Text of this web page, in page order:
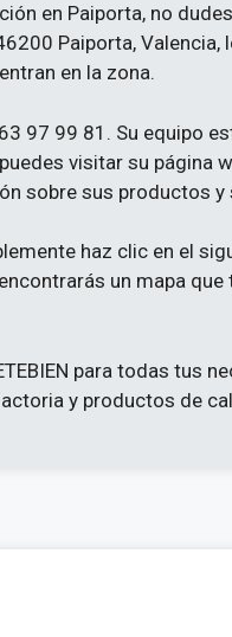
en Paiporta, no
Paiporta, Valencia,
en la zona.
97 99 81. Su equipo
visitar su página
sobre sus productos y
haz clic en el
un mapa que
para todas tus
y productos de